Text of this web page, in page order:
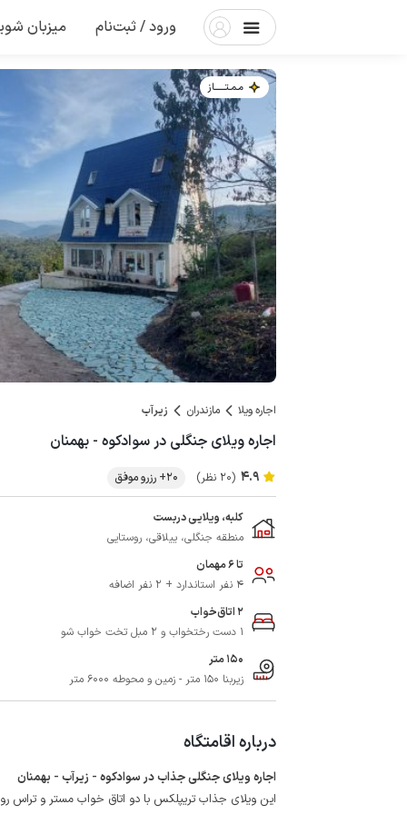
ورود / ثبت‌نام میزبان
مـمـتــــــاز
اجاره ویلا مازندران زیرآب
اجاره ویلای جنگلی در سوادکوه - بهمنان
4.9 (20 نظر) 20+ رزرو موفق
کلبه، ویلایی دربست
منطقه جنگلی، ییلاقی، روستایی
تا 6 مهمان
4 نفر استاندارد + 2 نفر اضافه
2 اتاق‌خواب
1 دست رختخواب و 2 مبل تخت‌ خواب‌ شو
150 متر
زیربنا 150 متر - زمین و محوطه 6000 متر
درباره اقامتگاه
اجاره ویلای جنگلی جذاب در سوادکوه - زیرآب - بهمنان
این ویلای جذاب تریپلکس با دو اتاق خواب مستر و تراس